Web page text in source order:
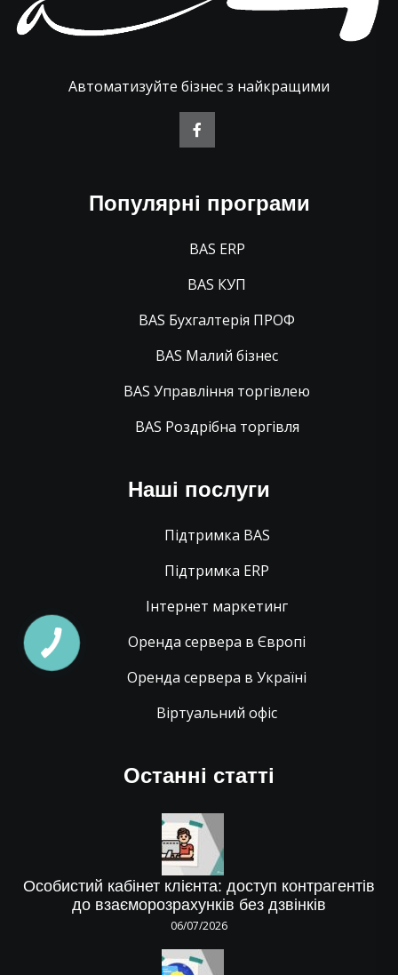
Автоматизуйте бізнес з найкращими
Популярні програми
BAS ERP
BAS КУП
BAS Бухгалтерія ПРОФ
BAS Малий бізнес
BAS Управління торгівлею
BAS Роздрібна торгівля
Наші послуги
Підтримка BAS
Підтримка ERP
Інтернет маркетинг
Оренда сервера в Європі
Оренда сервера в Україні
Віртуальний офіс
Останні статті
Особистий кабінет клієнта: доступ контрагентів
до взаєморозрахунків без дзвінків
06/07/2026